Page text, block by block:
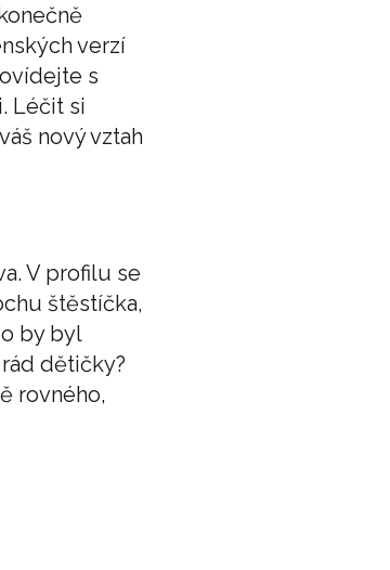
verzí
s
Léčit si
nový vztah
V profilu se
štěstíčka,
by byl
dětičky?
rovného,